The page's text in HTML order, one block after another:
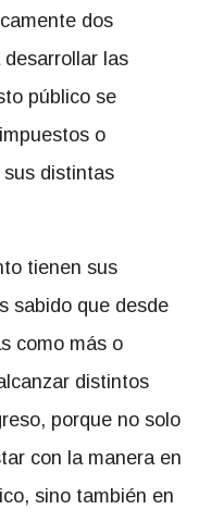
dos
las
público se
o
distintas
tienen sus
sabido que desde
como más o
distintos
porque no solo
con la manera en
sino también en